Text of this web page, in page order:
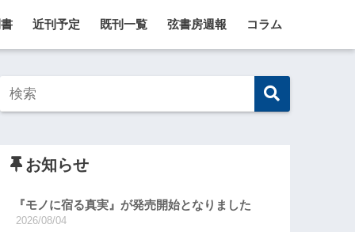
近刊予定 既刊一覧 弦書房週報 コラム
お知らせ
『モノに宿る真実』が発売開始となりました
2026/08/04